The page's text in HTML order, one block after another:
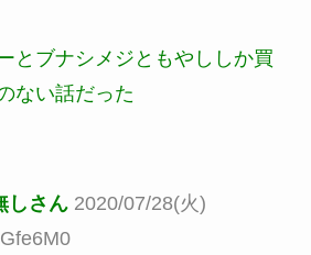
とブナシメジともやししか買
ない話だった
しさん 2020/07/28(火)